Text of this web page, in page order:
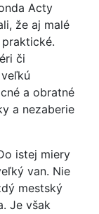
Acty
že aj malé
či
a obratné
a nezaberie
istej miery
van. Nie
mestský
Je však